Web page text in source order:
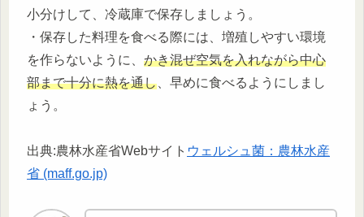
小分けして、冷蔵庫で保存しましょう。
・保存した料理を食べる際には、増殖しやすい環境
を作らないように、 かき混ぜ空気を入れながら中心
部まで十分に熱を通し 、早めに食べるようにしまし
ょう。
出典:農林水産省Webサイト ウェルシュ菌：農林水産
省 (maff.go.jp)